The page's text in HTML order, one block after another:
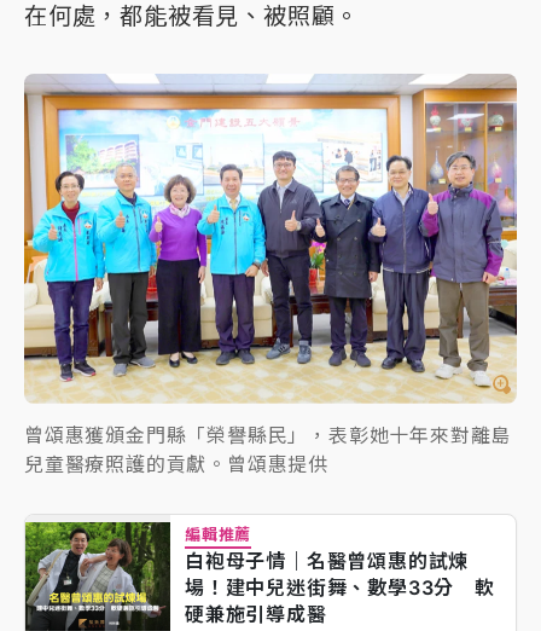
在何處，都能被看見、被照顧。
曾頌惠獲頒金門縣「榮譽縣民」，表彰她十年來對離島
兒童醫療照護的貢獻。曾頌惠提供
編輯推薦
白袍母子情｜名醫曾頌惠的試煉
場！建中兒迷街舞、數學33分 軟
硬兼施引導成醫